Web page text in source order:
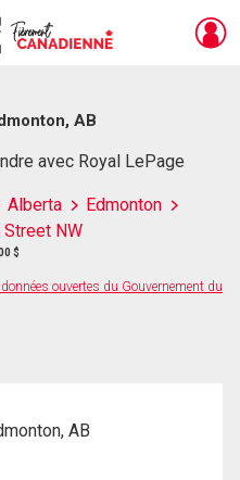
AB
avec Royal LePage
Alberta
Edmonton
NW
$
ouvertes du Gouvernement du